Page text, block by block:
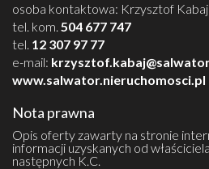
osoba kontaktowa: Krzysztof Kabaj
tel. kom. 504 677 747
tel. 12 307 97 77
e-mail:
www.salwator.nieruchomosci.pl
Nota prawna
Opis oferty zawarty na stronie
informacji uzyskanych od
następnych K.C.